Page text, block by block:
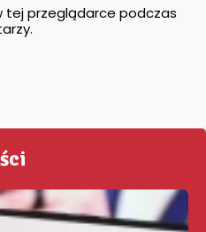
tej przeglądarce podczas